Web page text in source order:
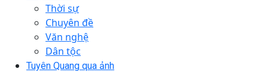
Thời sự
Chuyên đề
Văn nghệ
Dân tộc
Tuyên Quang qua ảnh